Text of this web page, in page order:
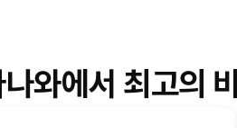
와에서 최고의